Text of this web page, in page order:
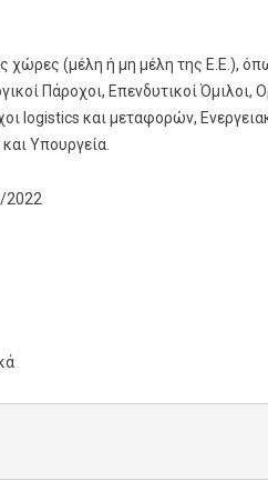
(μέλη ή μη μέλη της Ε.Ε.),
Πάροχοι, Επενδυτικοί
logistics και μεταφορών,
Υπουργεία.
2022